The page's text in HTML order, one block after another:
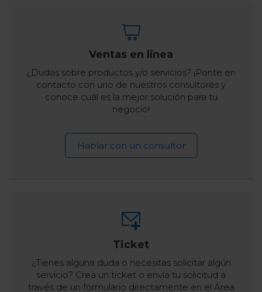
Ventas en línea
¿Dudas sobre productos y/o servicios? ¡Ponte en
contacto con uno de nuestros consultores y
conoce cuál es la mejor solución para tu
negocio!
Hablar con un consultor
Ticket
¿Tienes alguna duda o necesitas solicitar algún
servicio? Crea un ticket o envía tu solicitud a
través de un formulario directamente en el Área